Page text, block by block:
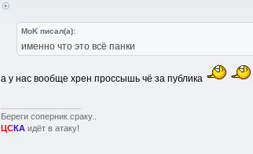
MoK писал(а):
именно что это всё панки
а у нас вообще хрен проссышь чё за публика
Береги соперник сраку..
ЦСКА идёт в атаку!